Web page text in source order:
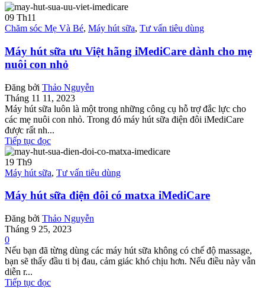
09 Th11
Chăm sóc Mẹ Và Bé, Máy hút sữa, Tư vấn tiêu dùng
Máy hút sữa ưu Việt hãng iMediCare dành cho mẹ
nuôi con nhỏ
Đăng bởi Thảo Nguyễn
Tháng 11 11, 2023
Máy hút sữa luôn là một trong những công cụ hỗ trợ đắc lực cho
các mẹ nuôi con nhỏ. Trong đó máy hút sữa điện đôi iMediCare
được rất nh...
Tiếp tục đọc
19 Th9
Máy hút sữa, Tư vấn tiêu dùng
Máy hút sữa điện đôi có matxa iMediCare
Đăng bởi Thảo Nguyễn
Tháng 9 25, 2023
0
Nếu bạn đã từng dùng các máy hút sữa không có chế độ massage,
bạn sẽ thấy đầu ti bị đau, cảm giác khó chịu hơn. Nếu điều này vẫn
diễn r...
Tiếp tục đọc